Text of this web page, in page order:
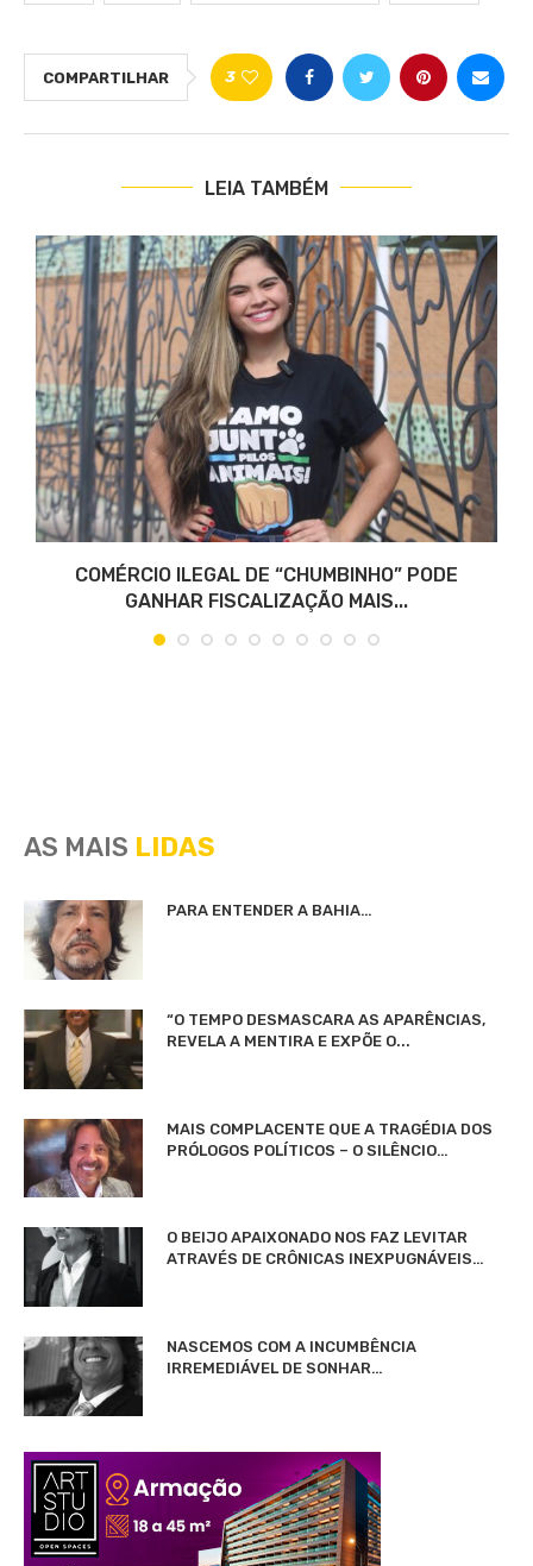
COMPARTILHAR 3
LEIA TAMBÉM
COMÉRCIO ILEGAL DE “CHUMBINHO” PODE
GANHAR FISCALIZAÇÃO MAIS...
AS MAIS LIDAS
PARA ENTENDER A BAHIA…
“O TEMPO DESMASCARA AS APARÊNCIAS,
REVELA A MENTIRA E EXPÕE O...
MAIS COMPLACENTE QUE A TRAGÉDIA DOS
PRÓLOGOS POLÍTICOS – O SILÊNCIO…
O BEIJO APAIXONADO NOS FAZ LEVITAR
ATRAVÉS DE CRÔNICAS INEXPUGNÁVEIS…
NASCEMOS COM A INCUMBÊNCIA
IRREMEDIÁVEL DE SONHAR…